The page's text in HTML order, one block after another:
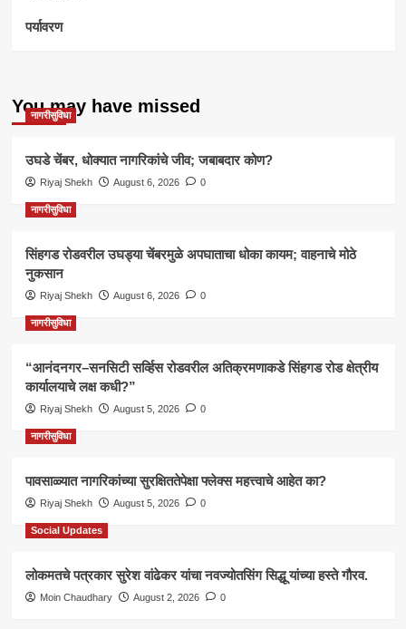
पर्यावरण
You may have missed
नागरीसुविधा
उघडे चेंबर, धोक्यात नागरिकांचे जीव; जबाबदार कोण?
Riyaj Shekh August 6, 2026 0
नागरीसुविधा
सिंहगड रोडवरील उघड्या चेंबरमुळे अपघाताचा धोका कायम; वाहनाचे मोठे
नुकसान
Riyaj Shekh August 6, 2026 0
नागरीसुविधा
“आनंदनगर–सनसिटी सर्व्हिस रोडवरील अतिक्रमणाकडे सिंहगड रोड क्षेत्रीय
कार्यालयाचे लक्ष कधी?”
Riyaj Shekh August 5, 2026 0
नागरीसुविधा
पावसाळ्यात नागरिकांच्या सुरक्षिततेपेक्षा फ्लेक्स महत्त्वाचे आहेत का?
Riyaj Shekh August 5, 2026 0
Social Updates
लोकमतचे पत्रकार सुरेश वांढेकर यांचा नवज्योतसिंग सिद्धू यांच्या हस्ते गौरव.
Moin Chaudhary August 2, 2026 0